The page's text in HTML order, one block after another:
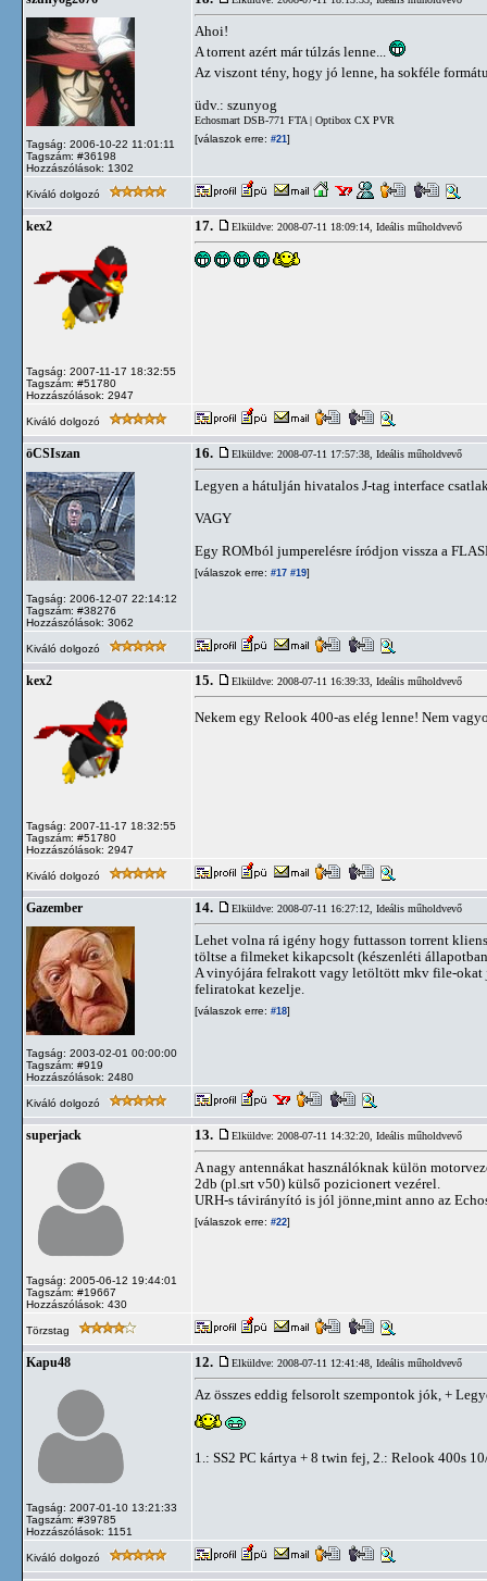
Tagság: 2006-10-22 11:01:11
Tagszám: #36198
Hozzászólások: 1302
Ahoi!
A torrent azért már túlzás lenne...
Az viszont tény, hogy jó lenne, ha sokféle
üdv.: szunyog
Echosmart DSB-771 FTA | Optibox CX PVR
[válaszok erre: #21]
Kiváló dolgozó
kex2
Tagság: 2007-11-17 18:32:55
Tagszám: #51780
Hozzászólások: 2947
17. Elküldve: 2008-07-11 18:09:14, Ideális műholdvevő
Kiváló dolgozó
öCSIszan
Tagság: 2006-12-07 22:14:12
Tagszám: #38276
Hozzászólások: 3062
16. Elküldve: 2008-07-11 17:57:38, Ideális műholdvevő
Legyen a hátulján hivatalos J-tag interface
VAGY
Egy ROMból jumperelésre íródjon vissza a
[válaszok erre: #17 #19]
Kiváló dolgozó
kex2
Tagság: 2007-11-17 18:32:55
Tagszám: #51780
Hozzászólások: 2947
15. Elküldve: 2008-07-11 16:39:33, Ideális műholdvevő
Nekem egy Relook 400-as elég lenne! Nem
Kiváló dolgozó
Gazember
Tagság: 2003-02-01 00:00:00
Tagszám: #919
Hozzászólások: 2480
14. Elküldve: 2008-07-11 16:27:12, Ideális műholdvevő
Lehet volna rá igény hogy futtasson torrent
töltse a filmeket kikapcsolt (készenléti
A vinyójára felrakott vagy letöltött mkv file-okat
feliratokat kezelje.
[válaszok erre: #18]
Kiváló dolgozó
superjack
Tagság: 2005-06-12 19:44:01
Tagszám: #19667
Hozzászólások: 430
13. Elküldve: 2008-07-11 14:32:20, Ideális műholdvevő
A nagy antennákat használóknak külön
2db (pl.srt v50) külső pozicionert vezérel.
URH-s távirányító is jól jönne,mint anno az
[válaszok erre: #22]
Törzstag
Kapu48
Tagság: 2007-01-10 13:21:33
Tagszám: #39785
Hozzászólások: 1151
12. Elküldve: 2008-07-11 12:41:48, Ideális műholdvevő
Az összes eddig felsorolt szempontok jók, +
1.: SS2 PC kártya + 8 twin fej, 2.: Relook 400s
Kiváló dolgozó